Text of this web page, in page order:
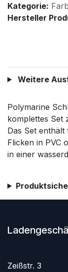
Kategorie:
Hersteller
Weitere
Polymarine
komplettes Set
Das Set
Flicken in PVC
in einer
Zeißstr. 3